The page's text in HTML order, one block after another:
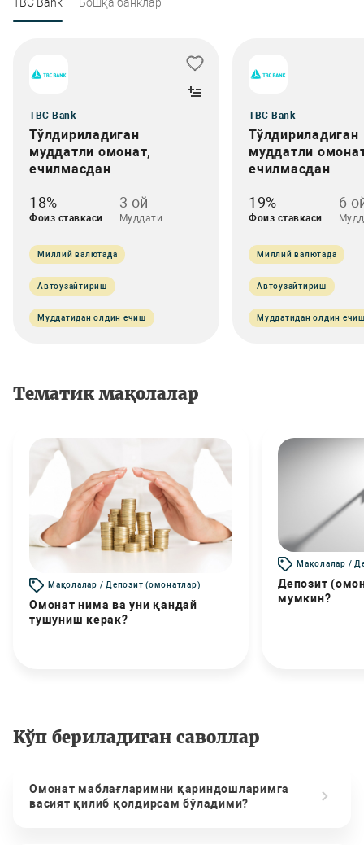
TBC Bank
Тўлдириладиган
муддатли омонат,
ечилмасдан
18%
Фоиз ставкаси
3 ой
Муддати
Миллий валютада
Автоузайтириш
Муддатидан олдин ечиш
TBC Bank
Тўлдириладиган
муддатли
ечилмасдан
19%
Фоиз ставкаси
6
Миллий валютада
Автоузайтириш
Муддатидан олдин
Тематик мақолалар
Мақолалар / Депозит (омонатлар)
Омонат нима ва уни қандай
тушуниш керак?
Мақолалар /
Депозит
мумкин?
Кўп бериладиган саволлар
Омонат маблағларимни қариндошларимга
васият қилиб қолдирсам бўладими?